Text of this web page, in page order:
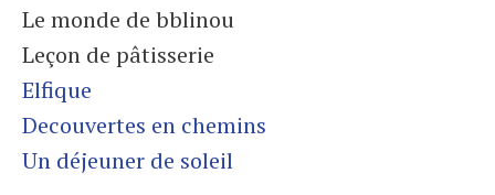
Le monde de bblinou
Leçon de pâtisserie
Elfique
Decouvertes en chemins
Un déjeuner de soleil